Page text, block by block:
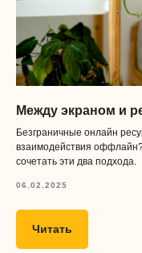
Между экраном и
Безграничные онлайн
взаимодействия
сочетать эти два подхода.
06.02.2025
Читать
9731087282
ОГРН 1217700645711